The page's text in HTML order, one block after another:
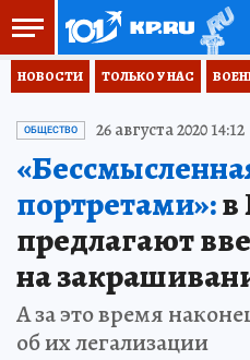
НОВОСТИ ТОЛЬКО У НАС
ОБЩЕСТВО 26 августа 2020 14:12
портретами»:в
предлагают
на
А за это время
об их легализации